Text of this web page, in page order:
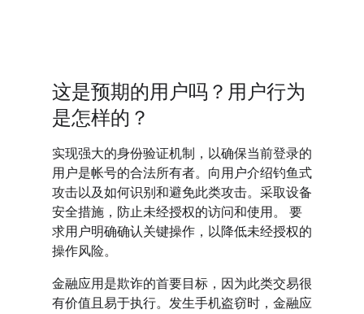
这是预期的用户吗？用户行为
是怎样的？
实现强大的身份验证机制，以确保当前登录的
用户是帐号的合法所有者。向用户介绍钓鱼式
攻击以及如何识别和避免此类攻击。采取设备
安全措施，防止未经授权的访问和使用。 要
求用户明确确认关键操作，以降低未经授权的
操作风险。
金融应用是欺诈的首要目标，因为此类交易很
有价值且易于执行。发生手机盗窃时，金融应